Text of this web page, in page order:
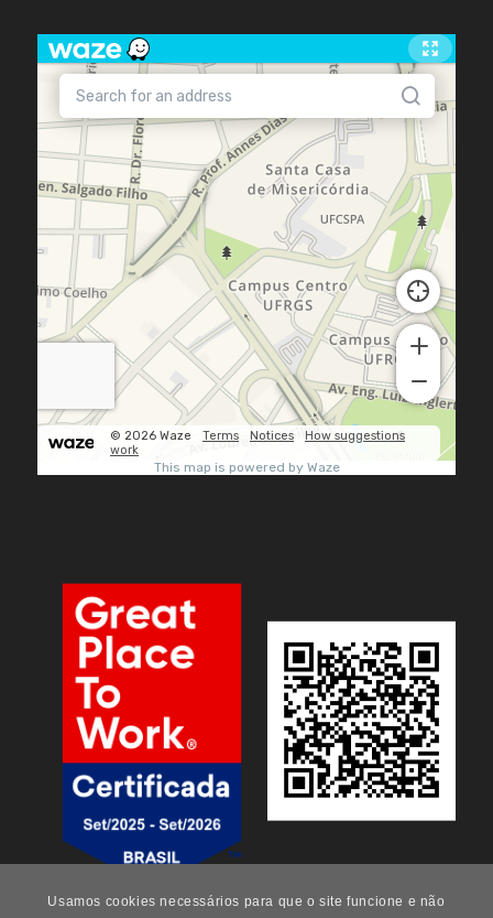
Usamos cookies necessários para que o site funcione e não